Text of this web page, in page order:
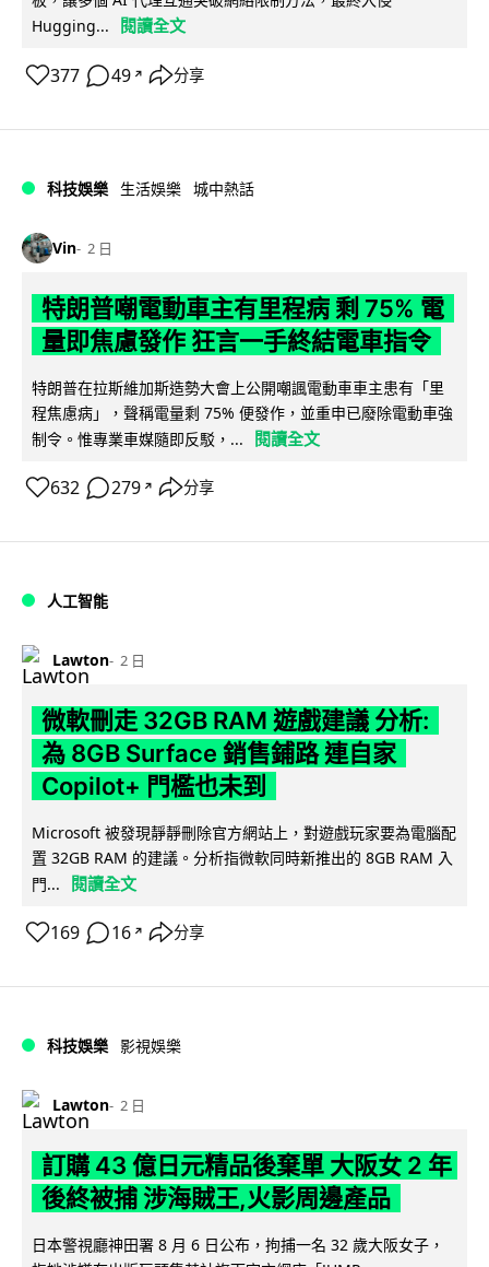
Hugging...
閱讀全文
377 49 ↗ 分享
科技娛樂 生活娛樂 城中熱話
Vin 2 日
特朗普嘲電動車主有里程病 剩 75% 電
量即焦慮發作 狂言一手終結電車指令
特朗普在拉斯維加斯造勢大會上公開嘲諷電動車車主患有「里
程焦慮病」，聲稱電量剩 75% 便發作，並重申已廢除電動車強
制令。惟專業車媒隨即反駁，...
閱讀全文
632 279 ↗ 分享
人工智能
Lawton 2 日
微軟刪走 32GB RAM 遊戲建議 分析:
為 8GB Surface 銷售鋪路 連自家
Copilot+ 門檻也未到
Microsoft 被發現靜靜刪除官方網站上，對遊戲玩家要為電腦配
置 32GB RAM 的建議。分析指微軟同時新推出的 8GB RAM 入
門...
閱讀全文
169 16 ↗ 分享
科技娛樂 影視娛樂
Lawton 2 日
訂購 43 億日元精品後棄單 大阪女 2 年
後終被捕 涉海賊王,火影周邊產品
日本警視廳神田署 8 月 6 日公布，拘捕一名 32 歲大阪女子，